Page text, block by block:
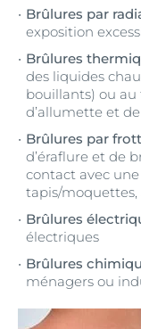
Brûlures par
exposition
Brûlures
des liquides
bouillants) ou
d’allumette et
Brûlures par
d’éraflure et de
contact avec
tapis/moquettes,
Brûlures
électriques
Brûlures
ménagers ou